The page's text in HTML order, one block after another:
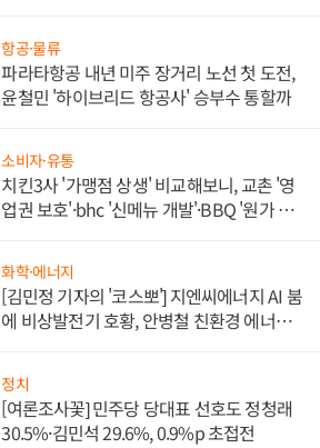
항공·물류
파라타항공 내년 미주 장거리 노선 첫 도전,
윤철민 '하이브리드 항공사' 승부수 통할까
소비자·유통
치킨3사 '가맹점 상생' 비교해보니, 교촌 '영
업권 보호'·bhc '신메뉴 개발'·BBQ '원가 부
화학·에너지
[김민정 기자의 '코스뽀'] 지엔씨에너지 AI 붐
에 비상발전기 호황, 안병철 친환경 에너지
정치
[여론조사꽃] 민주당 당대표 선호도 정청래
30.5%·김민석 29.6%, 0.9%p 초접전